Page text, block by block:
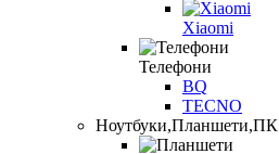
Xiaomi
Телефони
BQ
TECNO
Ноутбуки,Планшети,ПК